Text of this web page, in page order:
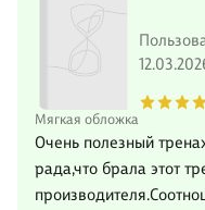
Мягкая обложка
Очень полезный
рада,что брала этот